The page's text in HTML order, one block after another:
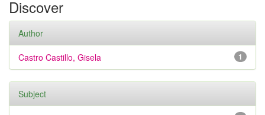
Discover
Author
1
Castro Castillo, Gisela
Subject